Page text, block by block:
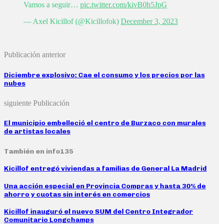
Vamos a seguir… pic.twitter.com/kivB0h5JpG
— Axel Kicillof (@Kicillofok) December 3, 2023
Publicación anterior
Diciembre explosivo: Cae el consumo y los precios por las
nubes
siguiente Publicación
El municipio embelleció el centro de Burzaco con murales
de artistas locales
También en info135
Kicillof entregó viviendas a familias de General La Madrid
Una acción especial en Provincia Compras y hasta 30% de
ahorro y cuotas sin interés en comercios
Kicillof inauguró el nuevo SUM del Centro Integrador
Comunitario Longchamps